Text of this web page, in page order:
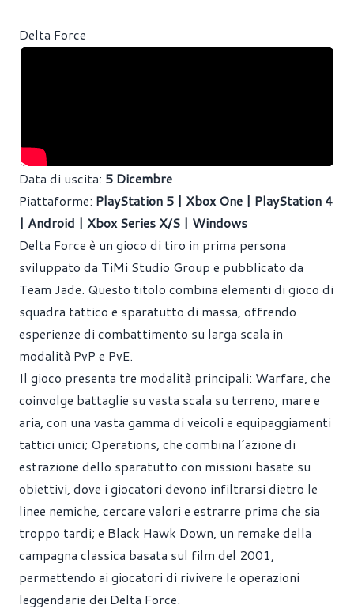
Delta Force
Data di uscita: 5 Dicembre
Piattaforme: PlayStation 5 | Xbox One | PlayStation 4
| Android | Xbox Series X/S | Windows
Delta Force è un gioco di tiro in prima persona
sviluppato da TiMi Studio Group e pubblicato da
Team Jade. Questo titolo combina elementi di gioco di
squadra tattico e sparatutto di massa, offrendo
esperienze di combattimento su larga scala in
modalità PvP e PvE.
Il gioco presenta tre modalità principali: Warfare, che
coinvolge battaglie su vasta scala su terreno, mare e
aria, con una vasta gamma di veicoli e equipaggiamenti
tattici unici; Operations, che combina l’azione di
estrazione dello sparatutto con missioni basate su
obiettivi, dove i giocatori devono infiltrarsi dietro le
linee nemiche, cercare valori e estrarre prima che sia
troppo tardi; e Black Hawk Down, un remake della
campagna classica basata sul film del 2001,
permettendo ai giocatori di rivivere le operazioni
leggendarie dei Delta Force.